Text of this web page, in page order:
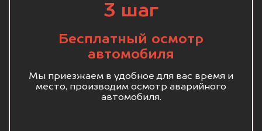
3 шаг
Бесплатный осмотр
автомобиля
Мы приезжаем в удобное для вас время и
место, производим осмотр аварийного
автомобиля.